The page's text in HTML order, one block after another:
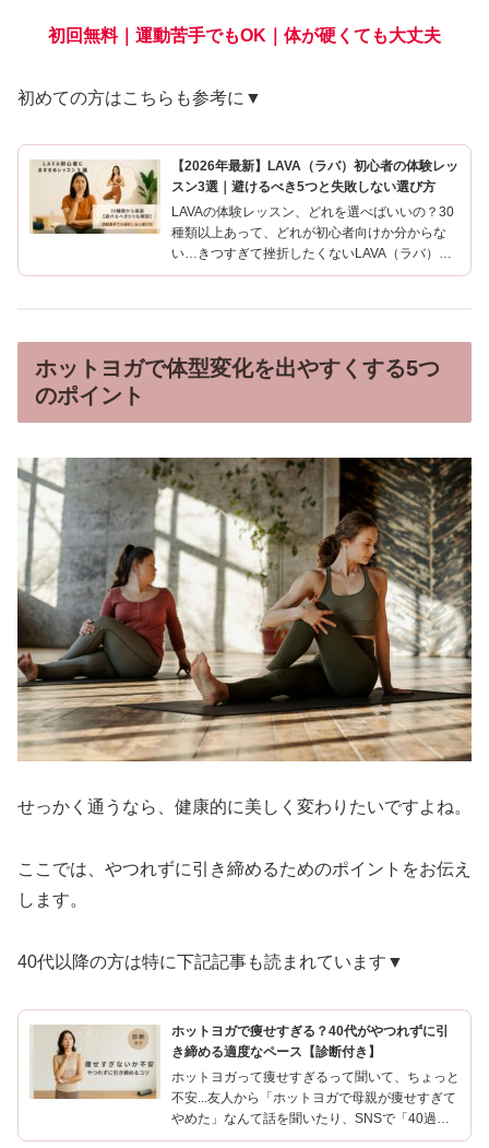
初回無料｜運動苦手でもOK｜体が硬くても大丈夫
初めての方はこちらも参考に▼
【2026年最新】LAVA（ラバ）初心者の体験レッ
スン3選｜避けるべき5つと失敗しない選び方
LAVAの体験レッスン、どれを選べばいいの？30
種類以上あって、どれが初心者向けか分からな
い…きつすぎて挫折したくないLAVA（ラバ）の
体験予約画面を開いて、レッスン名がズラリと並
ホットヨガで体型変化を出やすくする5つ
のポイント
せっかく通うなら、健康的に美しく変わりたいですよね。
ここでは、やつれずに引き締めるためのポイントをお伝え
します。
40代以降の方は特に下記記事も読まれています▼
ホットヨガで痩せすぎる？40代がやつれずに引
き締める適度なペース【診断付き】
ホットヨガって痩せすぎるって聞いて、ちょっと
不安...友人から「ホットヨガで母親が痩せすぎて
やめた」なんて話を聞いたり、SNSで「40過ぎ
て痩せすぎると逆に老けるよ」という投稿を見か